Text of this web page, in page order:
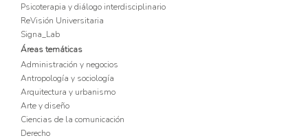
Psicoterapia y diálogo interdisciplinario
ReVisión Universitaria
Signa_Lab
Áreas temáticas
Administración y negocios
Antropología y sociología
Arquitectura y urbanismo
Arte y diseño
Ciencias de la comunicación
Derecho